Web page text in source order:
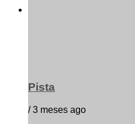
Pista
/ 3 meses ago